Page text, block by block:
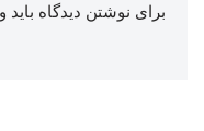
برای نوشتن دیدگاه باید